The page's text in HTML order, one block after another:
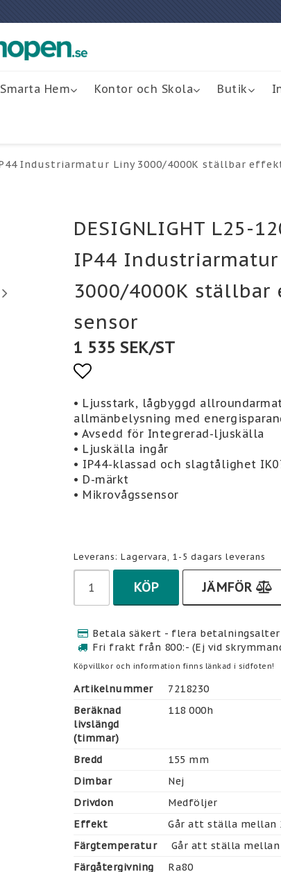
Smarta Hem Kontor och Skola Butik
IP44 Industriarmatur Liny 3000/4000K ställbar
DESIGNLIGHT L25-
IP44
3000/4000K
sensor
1 535 SEK/ST
Lägg till i favoritlistan
• Ljusstark, lågbyggd
allmänbelysning med
• Avsedd för Integrerad-ljuskälla
• Ljuskälla ingår
• IP44-klassad och slagtålighet
• D-märkt
• Mikrovågssensor
Leverans: Lagervara, 1-5 dagars leverans
KÖP JÄMFÖR
Betala säkert - flera
Fri frakt från 800:- (Ej vid
Köpvillkor och information finns länkad i sidfoten!
Artikelnummer
7218230
Beräknad
livslängd
(timmar)
118 000h
Bredd
155 mm
Dimbar
Nej
Drivdon
Medföljer
Effekt
Går att ställa mellan
Färgtemperatur
Går att ställa mellan
Färgåtergivning
Ra80